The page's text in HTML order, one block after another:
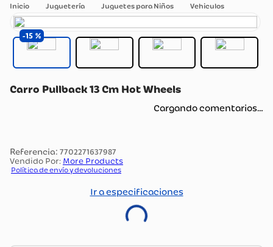
Juguetería Juguetes para Niños Vehiculos
15
Carro Pullback 13 Cm Hot Wheels
Cargando comentarios…
: 7702271637987
Vendido Por: More Products
Política de envío y devoluciones
Ir a especificaciones